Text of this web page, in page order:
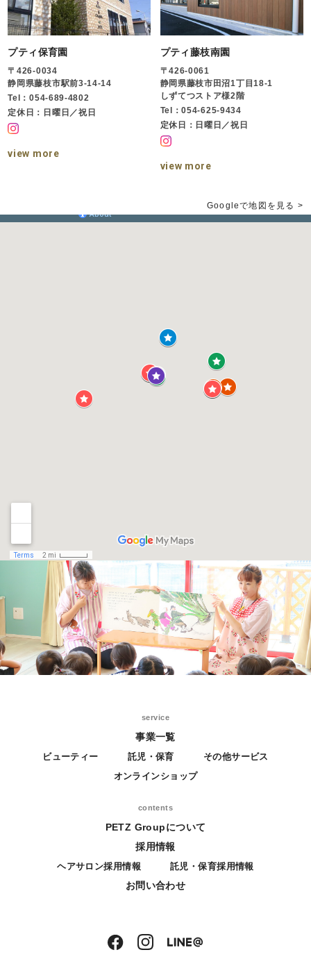
プティ保育園
〒426-0034
静岡県藤枝市駅前3-14-14
Tel：054-689-4802
定休日：日曜日／祝日
view more
プティ藤枝南園
〒426-0061
静岡県藤枝市田沼1丁目18-1
しずてつストア様2階
Tel：054-625-9434
定休日：日曜日／祝日
view more
Googleで地図を見る >
service
事業一覧
ビューティー 託児・保育
その他サービス
オンラインショップ
contents
PETZ Groupについて
採用情報
ヘアサロン採用情報 託児・保育採用情報
お問い合わせ